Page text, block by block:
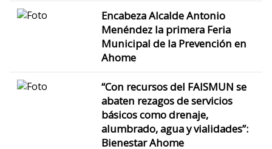
Encabeza Alcalde Antonio
Menéndez la primera Feria
Municipal de la Prevención en
Ahome
“Con recursos del FAISMUN se
abaten rezagos de servicios
básicos como drenaje,
alumbrado, agua y vialidades”:
Bienestar Ahome